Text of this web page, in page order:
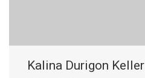
Kalina Durigon Keller